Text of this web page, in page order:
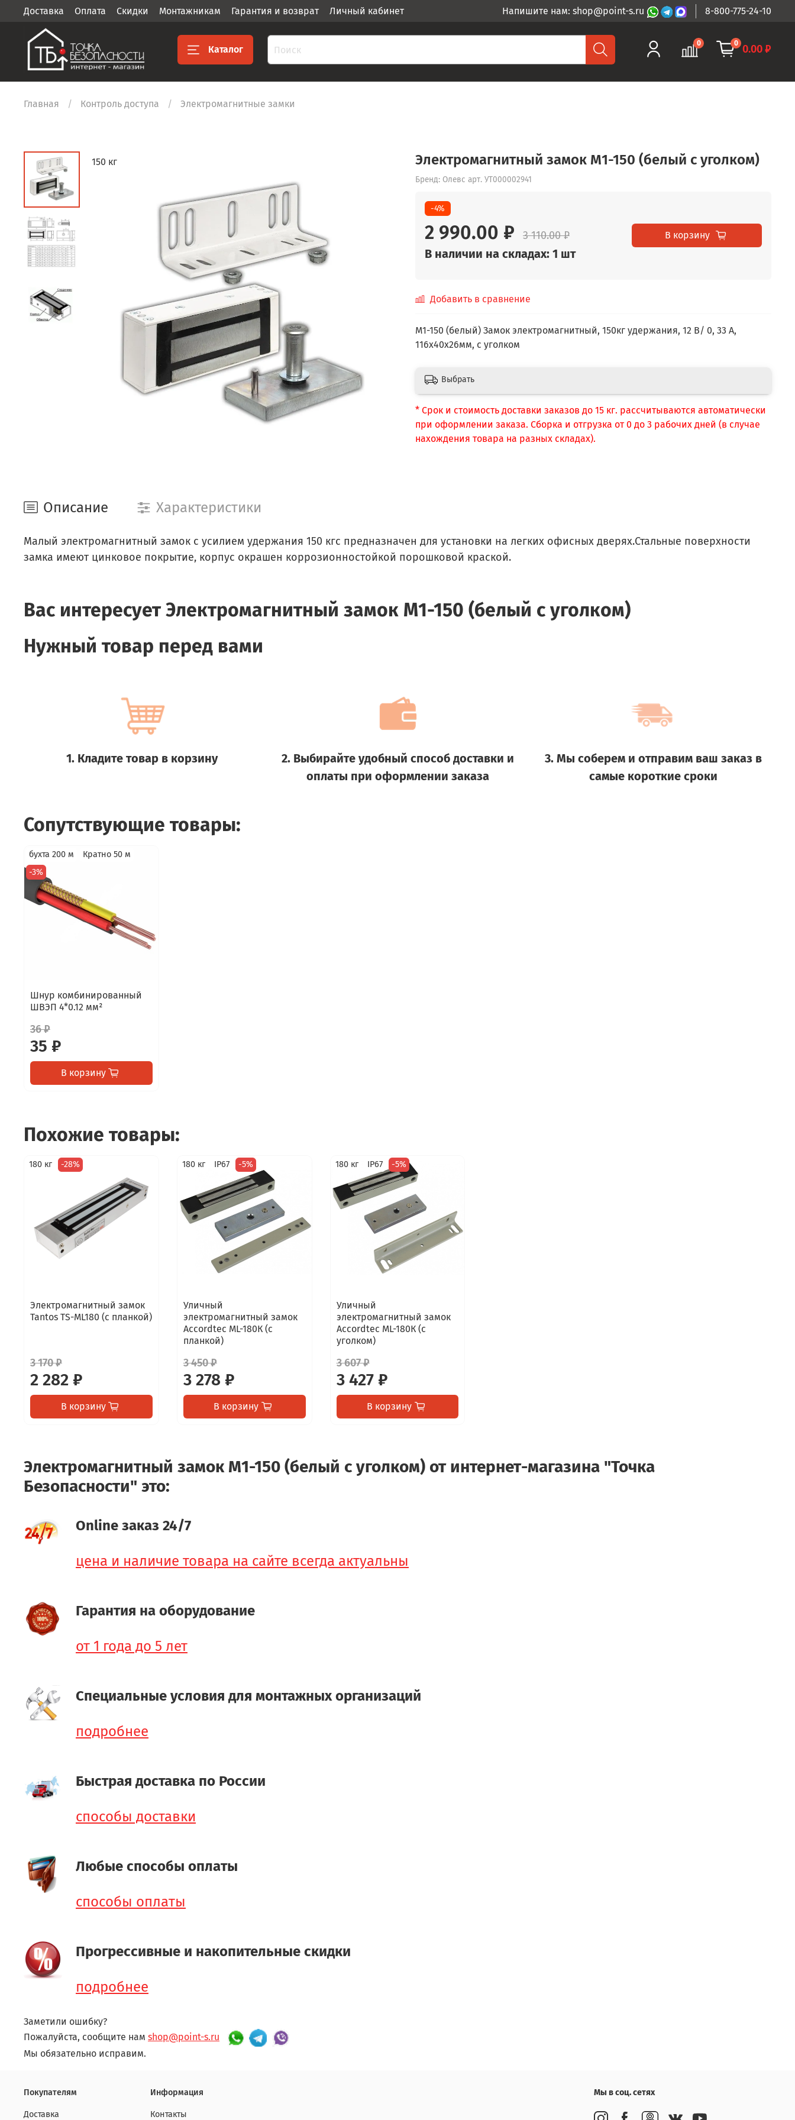
Доставка Оплата Скидки Монтажникам Гарантия и возврат Личный кабинет Напишите нам: shop@point-s.ru 8-800-775-24-10
Каталог
0 0 0.00 ₽
Главная Контроль доступа Электромагнитные замки
150 кг Электромагнитный замок М1-150 (белый с уголком)
Бренд: Олевс арт. УТ000002941
-4%
2 990.00 ₽ 3 110.00 ₽
В наличии на складах: 1 шт
В корзину
Добавить в сравнение
М1-150 (белый) Замок электромагнитный, 150кг удержания, 12 В/ 0, 33 А,
116х40х26мм, с уголком
Выбрать
* Срок и стоимость доставки заказов до 15 кг. рассчитываются автоматически
при оформлении заказа. Сборка и отгрузка от 0 до 3 рабочих дней (в случае
нахождения товара на разных складах).
Описание Характеристики
Малый электромагнитный замок с усилием удержания 150 кгс предназначен для установки на легких офисных дверях.Стальные поверхности
замка имеют цинковое покрытие, корпус окрашен коррозионностойкой порошковой краской.
Вас интересуетЭлектромагнитный замок М1-150 (белый с уголком)
Нужный товар перед вами
1. Кладите товар в корзину
2. Выбирайте удобный способ доставки и
оплаты при оформлении заказа
3. Мы соберем и отправим ваш заказ в
самые короткие сроки
Сопутствующие товары:
бухта 200 м
Кратно 50 м
-3%
Шнур комбинированный
ШВЭП 4*0.12 мм²
36 ₽
35 ₽
В корзину
Похожие товары:
180 кг -28%
Электромагнитный замок
Tantos TS-ML180 (с планкой)
3 170 ₽
2 282 ₽
В корзину
180 кг IP67 -5%
Уличный
электромагнитный замок
Accordtec ML-180К (с
планкой)
3 450 ₽
3 278 ₽
В корзину
180 кг IP67 -5%
Уличный
электромагнитный замок
Accordtec ML-180К (с
уголком)
3 607 ₽
3 427 ₽
В корзину
Электромагнитный замок М1-150 (белый с уголком) от интернет-магазина "Точка
Безопасности" это:
Online заказ 24/7
цена и наличие товара на сайте всегда актуальны
Гарантия на оборудование
от 1 года до 5 лет
Специальные условия для монтажных организаций
подробнее
Быстрая доставка по России
способы доставки
Любые способы оплаты
способы оплаты
Прогрессивные и накопительные скидки
подробнее
Заметили ошибку?
Пожалуйста, сообщите нам shop@point-s.ru
Мы обязательно исправим.
Покупателям
Доставка
Информация
Контакты
Мы в соц. сетях